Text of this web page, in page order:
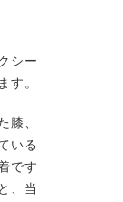
シー
す。
膝、
いる
です
、当